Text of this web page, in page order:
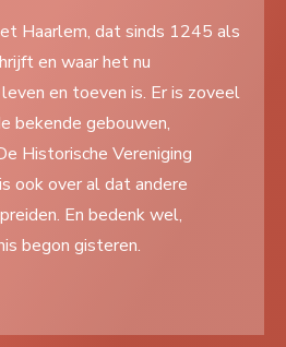
Haarlem, dat sinds 1245 als
en waar het nu
en toeven is. Er is zoveel
bekende gebouwen,
Historische Vereniging
ook over al dat andere
En bedenk wel,
begon gisteren.